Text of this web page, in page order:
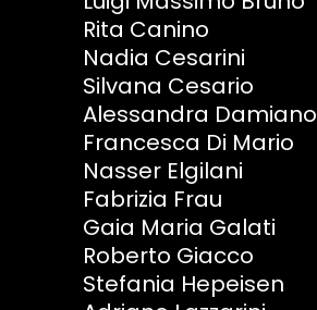
Rita Canino
Nadia Cesarini
Silvana Cesario
Alessandra Damiano
Francesca Di Mario
Nasser Elgilani
Fabrizia Frau
Gaia Maria Galati
Roberto Giacco
Stefania Hepeisen